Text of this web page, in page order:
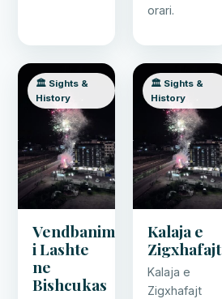
orari.
🏛️ Sights &
History
Vendbanimi
i Lashte
ne
Bishcukas
🏛️ Sights &
History
Kalaja e
Zigxhafajt
Kalaja e
Zigxhafajt